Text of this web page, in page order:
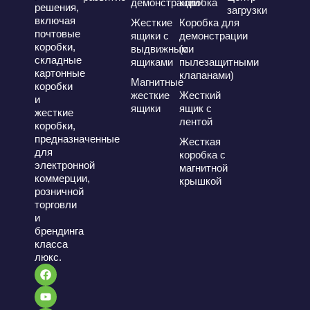
для улучшения имиджа вашего
бренда.
Выбирайте
упаковку Bonito
для стандартных
почтовых коробок
На сайте
Мы
специализируемся на производстве
высококачественных, прочных и
настраиваемых стандартных почтовых
бизнеса. Наш опыт в области упаковочных
решений гарантирует, что вы получите
лучшие материалы, инновационные
конструкции и экологичные варианты по
конкурентоспособным ценам. Независимо
от того, нужна ли вам небольшая партия
или оптовый заказ, мы поставляем
решения,
включая
почтовые
коробки,
складные
картонные
коробки
и
жесткие
коробки,
предназначенные
для
электронной
коммерции,
розничной
торговли
и
брендинга
класса
люкс.
демонстрации
Жесткие
ящики с
выдвижными
ящиками
Магнитные
жесткие
ящики
коробка
Коробка для
демонстрации
(с
пылезащитными
клапанами)
Жесткий
ящик с
лентой
Жесткая
коробка с
магнитной
крышкой
загрузки